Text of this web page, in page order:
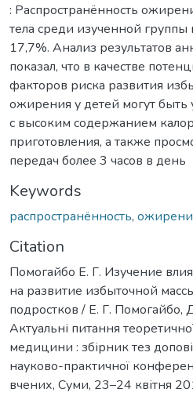
: Распространённость
тела среди изученной группы
17,7%. Анализ результатов
показал, что в качестве
факторов риска развития
ожирения у детей могут быть
с высоким содержанием
приготовления, а также
передач более 3 часов в день
Keywords
распространённость,
Citation
Помогайбо Е. Г. Изучение
на развитие избыточной
подростков / Е. Г. Помогайбо,
Актуальні питання
медицини : збірник тез
науково-практичної
вчених, Суми, 23–24 квітня